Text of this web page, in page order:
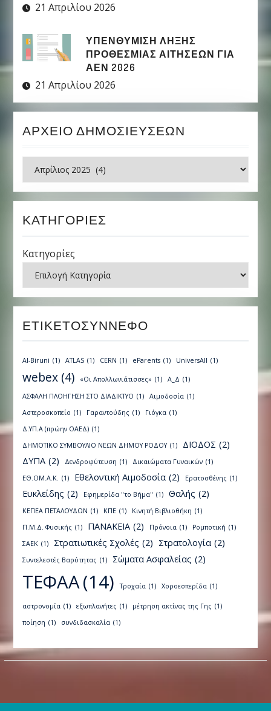
21 Απριλίου 2026
ΥΠΕΝΘΥΜΙΣΗ ΛΗΞΗΣ
ΠΡΟΘΕΣΜΙΑΣ ΑΙΤΗΣΕΩΝ ΓΙΑ
ΑΕΝ 2026
21 Απριλίου 2026
ΑΡΧΕΊΟ ΔΗΜΟΣΙΕΎΣΕΩΝ
Ιστορικό
ΚΑΤΗΓΟΡΊΕΣ
Κατηγορίες
ΕΤΙΚΕΤΟΣΎΝΝΕΦΟ
Al-Biruni (1) ATLAS (1) CERN (1) eParents (1) UniversAll (1)
webex (4) «Οι Απολλωνιάτισσες» (1) Α_Δ (1)
ΑΣΦΑΛΗ ΠΛΟΗΓΗΣΗ ΣΤΟ ΔΙΑΔΙΚΤΥΟ (1) Αιμοδοσία (1)
Αστεροσκοπείο (1) Γαραντούδης (1) Γιόγκα (1)
Δ.ΥΠ.Α (πρώην ΟΑΕΔ) (1)
ΔΗΜΟΤΙΚΟ ΣΥΜΒΟΥΛΙΟ ΝΕΩΝ ΔΗΜΟΥ ΡΟΔΟΥ (1) ΔΙΟΔΟΣ (2)
ΔΥΠΑ (2) Δενδροφύτευση (1) Δικαιώματα Γυναικών (1)
ΕΘ.ΟΜ.Α.Κ. (1) Εθελοντική Αιμοδοσία (2) Ερατοσθένης (1)
Ευκλείδης (2) Εφημερίδα "το Βήμα" (1) Θαλής (2)
ΚΕΠΕΑ ΠΕΤΑΛΟΥΔΩΝ (1) ΚΠΕ (1) Κινητή Βιβλιοθήκη (1)
Π.Μ.Δ. Φυσικής (1) ΠΑΝΑΚΕΙΑ (2) Πρόνοια (1) Ρομποτική (1)
ΣΑΕΚ (1) Στρατιωτικές Σχολές (2) Στρατολογία (2)
Συντελεστές Βαρύτητας (1) Σώματα Ασφαλείας (2)
ΤΕΦΑΑ(14) Τροχαία (1) Χοροεσπερίδα (1)
αστρονομία (1) εξωπλανήτες (1) μέτρηση ακτίνας της Γης (1)
ποίηση (1) συνδιδασκαλία (1)